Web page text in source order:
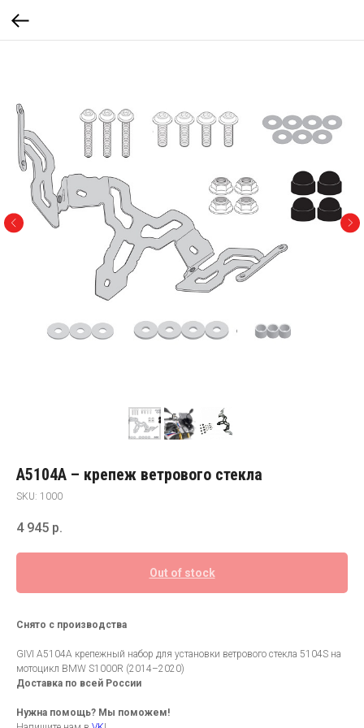
A5104A – крепеж ветрового стекла
SKU: 1000
4 945 р.
Out of stock
Снято с производства
GIVI A5104A крепежный набор для установки ветрового стекла 5104S на
мотоцикл BMW S1000R (2014–2020)
Доставка по всей России
Нужна помощь? Мы поможем!